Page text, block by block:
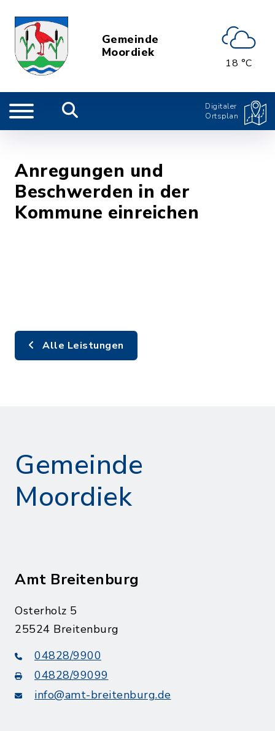
Gemeinde
Moordiek
18 °C
Digitaler
Ortsplan
Anregungen und
Beschwerden in der
Kommune einreichen
Alle Leistungen
Gemeinde
Moordiek
Amt Breitenburg
Osterholz 5
25524 Breitenburg
04828/9900
04828/99099
info@amt-breitenburg.de